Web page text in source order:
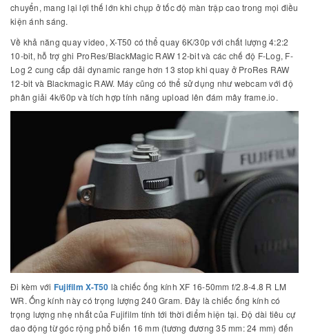
chuyển, mang lại lợi thế lớn khi chụp ở tốc độ màn trập cao trong mọi điều
kiện ánh sáng.
Về khả năng quay video, X-T50 có thể quay 6K/30p với chất lượng 4:2:2
10-bit, hỗ trợ ghi ProRes/BlackMagic RAW 12-bit và các chế độ F-Log, F-
Log 2 cung cấp dải dynamic range hơn 13 stop khi quay ở ProRes RAW
12-bit và Blackmagic RAW. Máy cũng có thể sử dụng như webcam với độ
phân giải 4k/60p và tích hợp tính năng upload lên đám mây frame.io.
Đi kèm với Fujifilm X-T50 là chiếc ống kính XF 16-50mm f/2.8-4.8 R LM
WR. Ống kính này có trọng lượng 240 Gram. Đây là chiếc ống kính có
trọng lượng nhẹ nhất của Fujifilm tính tới thời điểm hiện tại. Độ dài tiêu cự
dao động từ góc rộng phổ biến 16 mm (tương đương 35 mm: 24 mm) đến